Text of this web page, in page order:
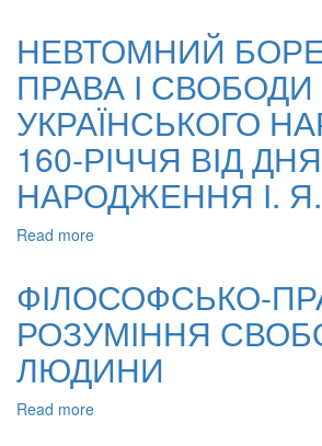
ГЕГЕЛЯ
ДЕРЖАВА:
ШТРИХИ
ДО
ІСТОРІОСОФІЇ
ПРОБЛЕМИ
НЕВТОМНИЙ
ПРАВА І СВОБОДИ
УКРАЇНСЬКОГО
160-РІЧЧЯ ВІД ДНЯ
НАРОДЖЕННЯ І.
Read more
ЗА
ПРАВА
І
СВОБОДИ
УКРАЇНСЬКОГО
ФІЛОСОФСЬКО-
РОЗУМІННЯ
ЛЮДИНИ
Read more